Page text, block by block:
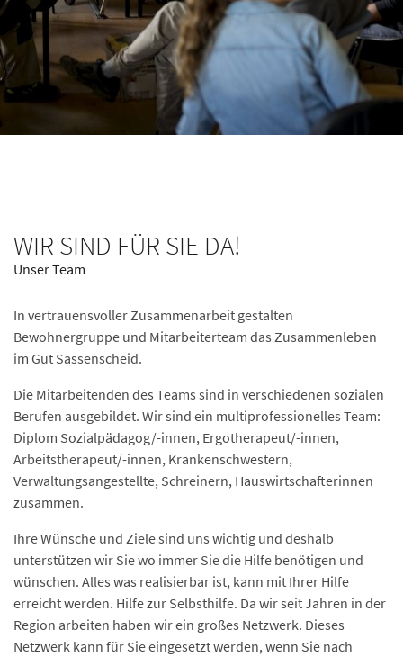
WIR SIND FÜR SIE DA!
Unser Team
In vertrauensvoller Zusammenarbeit gestalten
Bewohnergruppe und Mitarbeiterteam das Zusammenleben
im Gut Sassenscheid.
Die Mitarbeitenden des Teams sind in verschiedenen sozialen
Berufen ausgebildet. Wir sind ein multiprofessionelles Team:
Diplom Sozialpädagog/-innen, Ergotherapeut/-innen,
Arbeitstherapeut/-innen, Krankenschwestern,
Verwaltungsangestellte, Schreinern, Hauswirtschafterinnen
zusammen.
Ihre Wünsche und Ziele sind uns wichtig und deshalb
unterstützen wir Sie wo immer Sie die Hilfe benötigen und
wünschen. Alles was realisierbar ist, kann mit Ihrer Hilfe
erreicht werden. Hilfe zur Selbsthilfe. Da wir seit Jahren in der
Region arbeiten haben wir ein großes Netzwerk. Dieses
Netzwerk kann für Sie eingesetzt werden, wenn Sie nach